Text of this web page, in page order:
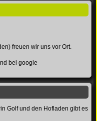
freuen wir uns vor Ort.
bei google
Golf und den Hofladen gibt es